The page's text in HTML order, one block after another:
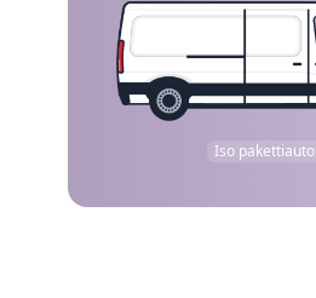
Iso pakettiauto